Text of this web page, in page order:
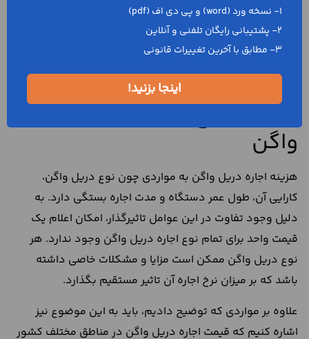
بنابراین، واجب است که به شروط مندرج در قرارداد عمل شود
و به آن پایبند باشید. اگر موجر هستید، می‌توانید برای حدود
اختیارات مستاجر، شروطی را معین کنید و در متن قرارداد
نوشته شود.
تعیین مبلغ قرارداد اجاره دریل
واگن
هزینه اجاره دریل واگن به مواردی چون نوع دریل واگن،
کارایی آن، طول عمر دستگاه و مدت اجاره بستگی دارد. به
دلیل وجود تفاوت در این عوامل تاثیرگذار، امکان اعلام یک
قیمت واحد برای تمام نوع اجاره دریل واگن وجود ندارد. هر
نوع دریل واگن ممکن است مزایا و مشکلات خاصی داشته
باشد که بر میزان نرخ اجاره آن تاثیر مستقیم بگذارد.
علاوه بر مواردی که توضیح دادیم، باید به این موضوع نیز
اشاره کنیم که قیمت اجاره دریل واگن در مناطق مختلف کشور
1- نسخه ورد (word) و پی دی اف (pdf)
2- پشتیبانی رایگان تلفنی و آنلاین
3- مطابق با آخرین تغییرات قانونی
اینجا بزنید!